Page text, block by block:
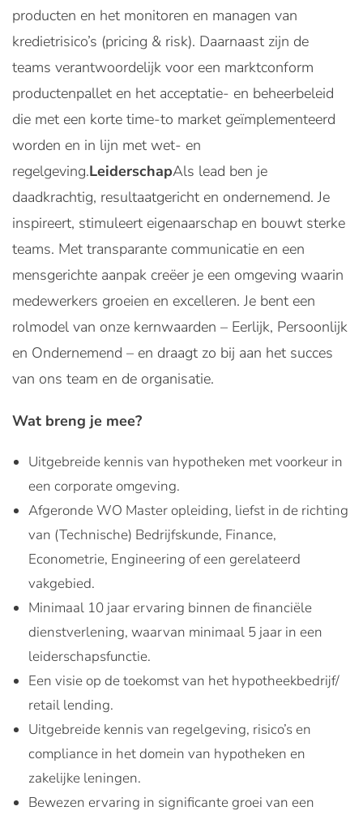
producten en het monitoren en managen van
kredietrisico’s (pricing & risk). Daarnaast zijn de
teams verantwoordelijk voor een marktconform
productenpallet en het acceptatie- en beheerbeleid
die met een korte time-to market geïmplementeerd
worden en in lijn met wet- en
regelgeving.LeiderschapAls lead ben je
daadkrachtig, resultaatgericht en ondernemend. Je
inspireert, stimuleert eigenaarschap en bouwt sterke
teams. Met transparante communicatie en een
mensgerichte aanpak creëer je een omgeving waarin
medewerkers groeien en excelleren. Je bent een
rolmodel van onze kernwaarden – Eerlijk, Persoonlijk
en Ondernemend – en draagt zo bij aan het succes
van ons team en de organisatie.
Wat breng je mee?
Uitgebreide kennis van hypotheken met voorkeur in
een corporate omgeving.
Afgeronde WO Master opleiding, liefst in de richting
van (Technische) Bedrijfskunde, Finance,
Econometrie, Engineering of een gerelateerd
vakgebied.
Minimaal 10 jaar ervaring binnen de financiële
dienstverlening, waarvan minimaal 5 jaar in een
leiderschapsfunctie.
Een visie op de toekomst van het hypotheekbedrijf/
retail lending.
Uitgebreide kennis van regelgeving, risico’s en
compliance in het domein van hypotheken en
zakelijke leningen.
Bewezen ervaring in significante groei van een